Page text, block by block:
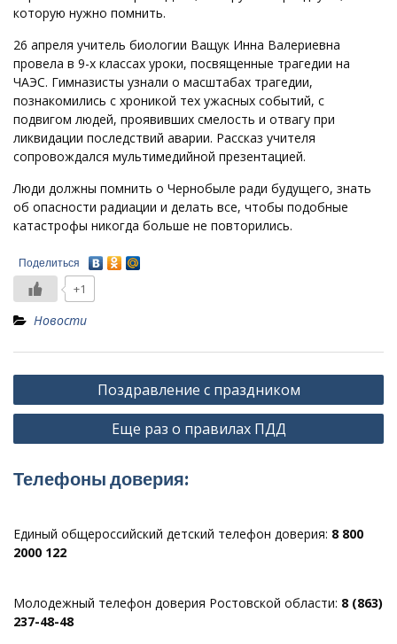
которую нужно помнить.
26 апреля учитель биологии Ващук Инна Валериевна
провела в 9-х классах уроки, посвященные трагедии на
ЧАЭС. Гимназисты узнали о масштабах трагедии,
познакомились с хроникой тех ужасных событий, с
подвигом людей, проявивших смелость и отвагу при
ликвидации последствий аварии. Рассказ учителя
сопровождался мультимедийной презентацией.
Люди должны помнить о Чернобыле ради будущего, знать
об опасности радиации и делать все, чтобы подобные
катастрофы никогда больше не повторились.
Поделиться
+1
Новости
Навигация
по
Поздравление с праздником
Еще раз о правилах ПДД
Телефоны доверия:
Единый общероссийский детский телефон доверия: 8 800
2000 122
Молодежный телефон доверия Ростовской области: 8 (863)
237-48-48